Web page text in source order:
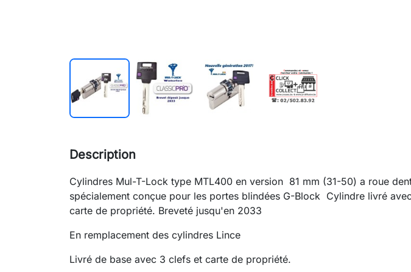
Description
Cylindres Mul-T-Lock type MTL400 en version 81 mm (31-50) a roue
spécialement conçue pour les portes blindées G-Block Cylindre livré
carte de propriété. Breveté jusqu'en 2033
En remplacement des cylindres Lince
Livré de base avec 3 clefs et carte de propriété.